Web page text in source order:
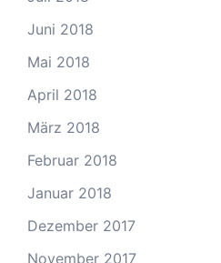
Juni 2018
Mai 2018
April 2018
März 2018
Februar 2018
Januar 2018
Dezember 2017
November 2017